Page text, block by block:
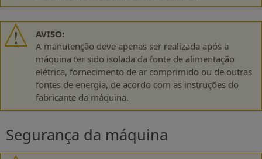
AVISO:
A manutenção deve apenas ser realizada após a
máquina ter sido isolada da fonte de alimentação
elétrica, fornecimento de ar comprimido ou de outras
fontes de energia, de acordo com as instruções do
fabricante da máquina.
Segurança da máquina